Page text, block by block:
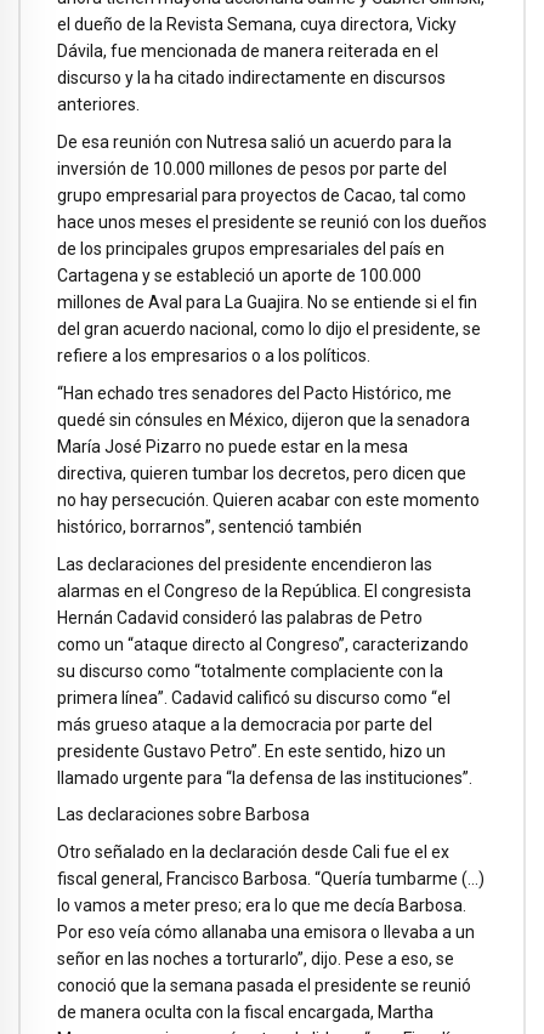
el dueño de la Revista Semana, cuya directora, Vicky
Dávila, fue mencionada de manera reiterada en el
discurso y la ha citado indirectamente en discursos
anteriores.
De esa reunión con Nutresa salió un acuerdo para la
inversión de 10.000 millones de pesos por parte del
grupo empresarial para proyectos de Cacao, tal como
hace unos meses el presidente se reunió con los dueños
de los principales grupos empresariales del país en
Cartagena y se estableció un aporte de 100.000
millones de Aval para La Guajira. No se entiende si el fin
del gran acuerdo nacional, como lo dijo el presidente, se
refiere a los empresarios o a los políticos.
“Han echado tres senadores del Pacto Histórico, me
quedé sin cónsules en México, dijeron que la senadora
María José Pizarro no puede estar en la mesa
directiva, quieren tumbar los decretos, pero dicen que
no hay persecución. Quieren acabar con este momento
histórico, borrarnos”, sentenció también
Las declaraciones del presidente encendieron las
alarmas en el Congreso de la República. El congresista
Hernán Cadavid consideró las palabras de Petro
como un “ataque directo al Congreso”, caracterizando
su discurso como “totalmente complaciente con la
primera línea”. Cadavid calificó su discurso como “el
más grueso ataque a la democracia por parte del
presidente Gustavo Petro”. En este sentido, hizo un
llamado urgente para “la defensa de las instituciones”.
Las declaraciones sobre Barbosa
Otro señalado en la declaración desde Cali fue el ex
fiscal general, Francisco Barbosa. “Quería tumbarme (…)
lo vamos a meter preso; era lo que me decía Barbosa.
Por eso veía cómo allanaba una emisora o llevaba a un
señor en las noches a torturarlo”, dijo. Pese a eso, se
conoció que la semana pasada el presidente se reunió
de manera oculta con la fiscal encargada, Martha